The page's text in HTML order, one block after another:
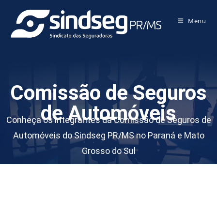
Menu
Comissão de Seguros
de Automóveis
Conheça os integrantes da Comissão de Seguros de
Automóveis do Sindseg PR/MS no Paraná e Mato
Grosso do Sul